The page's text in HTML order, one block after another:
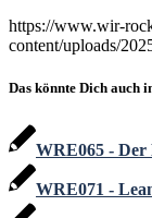
https://www.wir-
content/uploads/
Das könnte Dich auch
WRE065 - Der
WRE071 -